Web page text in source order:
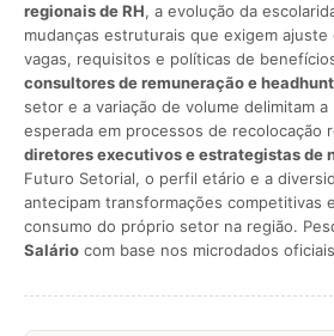
regionais de RH, a evolução da
mudanças estruturais que exigem ajuste
vagas, requisitos e políticas de
consultores de remuneração e
setor e a variação de volume delimitam a
esperada em processos de recolocação
diretores executivos e estrategistas de
Futuro Setorial, o perfil etário e a
antecipam transformações competitivas
consumo do próprio setor na região.
Salário com base nos microdados